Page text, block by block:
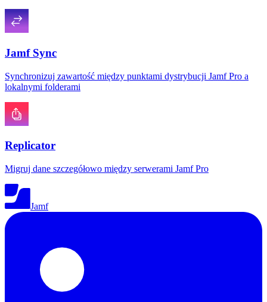
Jamf Sync
Synchronizuj zawartość między punktami dystrybucji Jamf Pro a
lokalnymi folderami
Replicator
Migruj dane szczegółowo między serwerami Jamf Pro
Jamf